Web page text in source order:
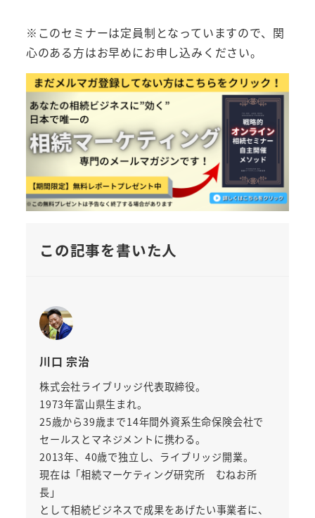
※このセミナーは定員制となっていますので、関
心のある方はお早めにお申し込みください。
この記事を書いた人
川口 宗治
株式会社ライブリッジ代表取締役。
1973年富山県生まれ。
25歳から39歳まで14年間外資系生命保険会社で
セールスとマネジメントに携わる。
2013年、40歳で独立し、ライブリッジ開業。
現在は「相続マーケティング研究所 むねお所
長」
として相続ビジネスで成果をあげたい事業者に、